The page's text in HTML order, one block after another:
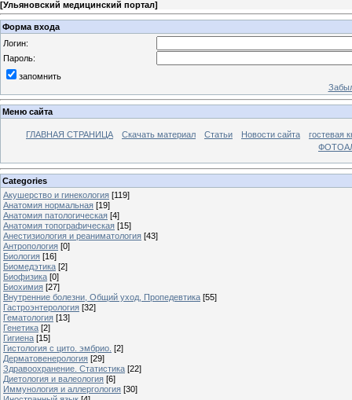
[Ульяновский медицинский портал]
Форма входа
Логин:
Пароль:
запомнить
Меню сайта
ГЛАВНАЯ СТРАНИЦА Скачать материал Статьи Новости сайта
гостевая
Categories
Акушерство и гинекология [119]
Анатомия нормальная [19]
Анатомия патологическая [4]
Анатомия топографическая [15]
Анестизиология и реаниматология [43]
Антропология [0]
Биология [16]
Биомедэтика [2]
Биофизика [0]
Биохимия [27]
Внутренние болезни, Общий уход, Пропедевтика [55]
Гастроэнтерология [32]
Гематология [13]
Генетика [2]
Гигиена [15]
Гистология с цито. эмбрио. [2]
Дерматовенерология [29]
Здравоохранение. Статистика [22]
Диетология и валеология [6]
Иммунология и аллергология [30]